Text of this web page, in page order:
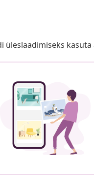
üleslaadimiseks